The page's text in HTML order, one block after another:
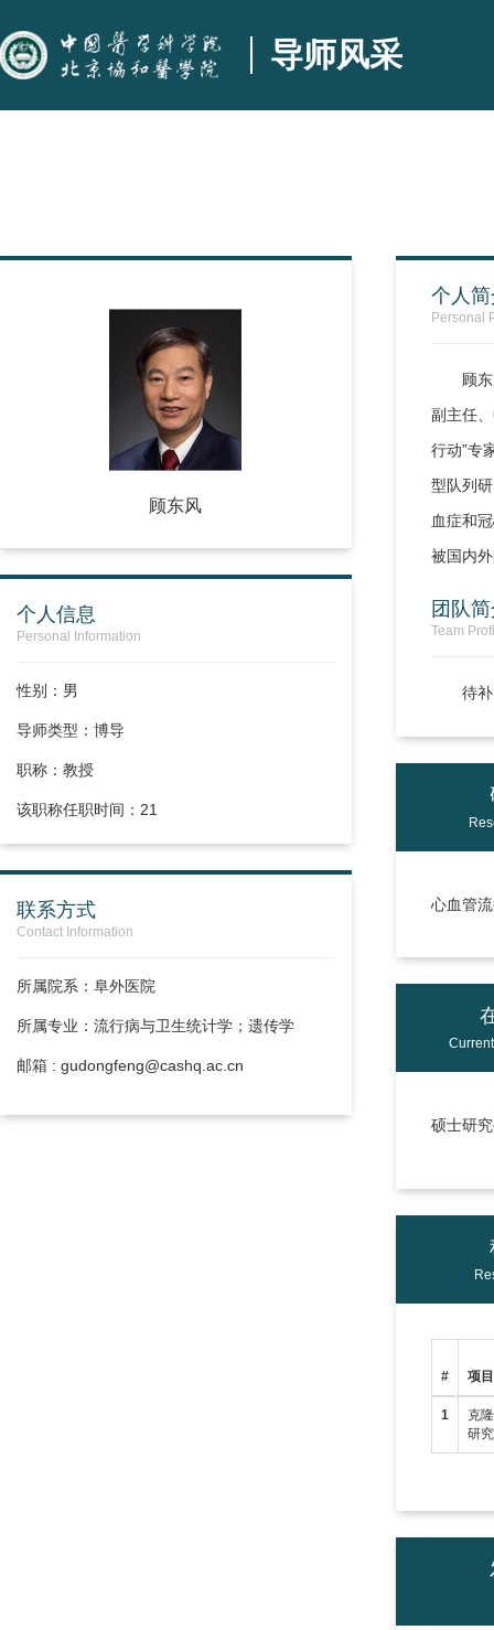
导师风采
顾东风
个人信息
Personal Information
性别：男
导师类型：博导
职称：教授
该职称任职时间：21
联系方式
Contact Information
所属院系：阜外医院
所属专业：流行病与卫生统计学；遗传学
邮箱 : gudongfeng@cashq.ac.cn
个人
Personal
顾
副主任
行动”专
型队列
血症和
被国内
团队
Team
待
心血管
硕士研
# 项
1
克
研究